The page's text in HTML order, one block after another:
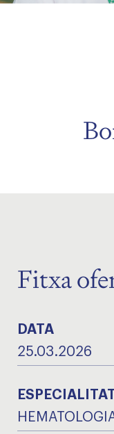
Fitxa
DATA
25.03.2026